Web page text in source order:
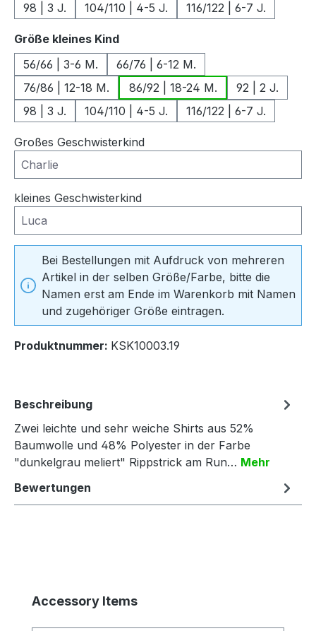
98 | 3 J.
104/110 | 4-5 J. 116/122 | 6-7 J.
Größe kleines Kindauswählen
56/66 | 3-6 M.
66/76 | 6-12 M.
76/86 | 12-18 M.
86/92 | 18-24 M.
92 | 2 J.
98 | 3 J.
104/110 | 4-5 J. 116/122 | 6-7 J.
Großes Geschwisterkind
kleines Geschwisterkind
Bei Bestellungen mit Aufdruck von mehreren
Artikel in der selben Größe/Farbe, bitte die
Namen erst am Ende im Warenkorb mit Namen
und zugehöriger Größe eintragen.
Produktnummer: KSK10003.19
Beschreibung
Zwei leichte und sehr weiche Shirts aus 52%
Baumwolle und 48% Polyester in der Farbe
"dunkelgrau meliert" Rippstrick am Run… Mehr
Bewertungen
Produktgalerie überspringen
Accessory Items